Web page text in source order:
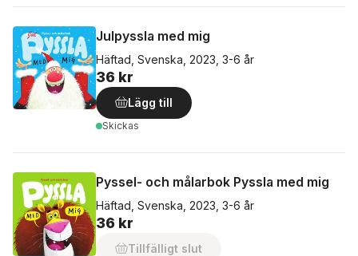
Julpyssla med mig
Häftad, Svenska, 2023, 3-6 år
36 kr
Lägg till
Skickas
Pyssel- och målarbok Pyssla med mig
Häftad, Svenska, 2023, 3-6 år
36 kr
Tillfälligt slut